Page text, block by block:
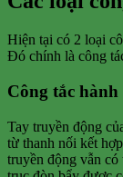
Hiện tại có 2 loại
Đó chính là công
Công tắc
Tay truyền động
từ thanh nối kết
truyền động vẫn